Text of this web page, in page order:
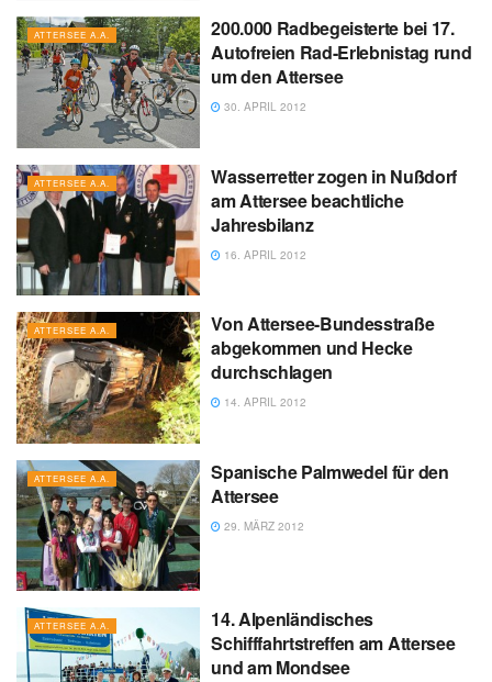
ATTERSEE A.A.
200.000 Radbegeisterte bei 17.
Autofreien Rad-Erlebnistag rund
um den Attersee
30. APRIL 2012
ATTERSEE A.A.
Wasserretter zogen in Nußdorf
am Attersee beachtliche
Jahresbilanz
16. APRIL 2012
ATTERSEE A.A.
Von Attersee-Bundesstraße
abgekommen und Hecke
durchschlagen
14. APRIL 2012
ATTERSEE A.A.
Spanische Palmwedel für den
Attersee
29. MÄRZ 2012
ATTERSEE A.A.
14. Alpenländisches
Schifffahrtstreffen am Attersee
und am Mondsee